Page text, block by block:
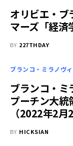
オリビエ・ブ
マーズ「経済
BY 227THDAY
ブランコ・ミラノヴ
ブランコ・ミ
プーチン大統
（2022年2月
BY HICKSIAN